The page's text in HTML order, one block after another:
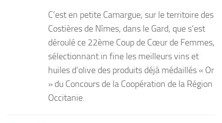
C’est en petite Camargue, sur le territoire des
Costières de Nîmes, dans le Gard, que s’est
déroulé ce 22ème Coup de Cœur de Femmes,
sélectionnant in fine les meilleurs vins et
huiles d’olive des produits déjà médaillés « Or
» du Concours de la Coopération de la Région
Occitanie.